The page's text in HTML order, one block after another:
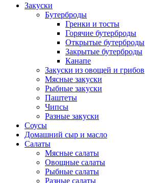
Закуски
Бутерброды
Гренки и тосты
Горячие бутерброды
Открытые бутерброды
Закрытые бутерброды
Канапе
Закуски из овощей и грибов
Мясные закуски
Рыбные закуски
Паштеты
Чипсы
Разные закуски
Соусы
Домашний сыр и масло
Салаты
Мясные салаты
Овощные салаты
Рыбные салаты
Разные салаты